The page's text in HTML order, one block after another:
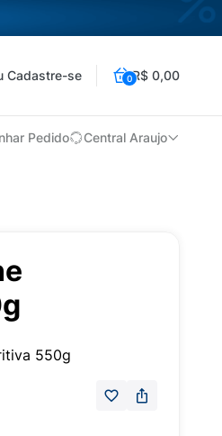
Cadastre-se 0R$ 0,00
Pedido Central Araujo
550g